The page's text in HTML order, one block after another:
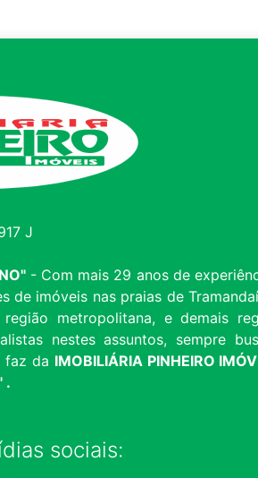
J
- Com mais 29 anos de
imóveis nas praias de
metropolitana, e demais
nestes assuntos, sempre
faz da IMOBILIÁRIA PINHEIRO
.
sociais: